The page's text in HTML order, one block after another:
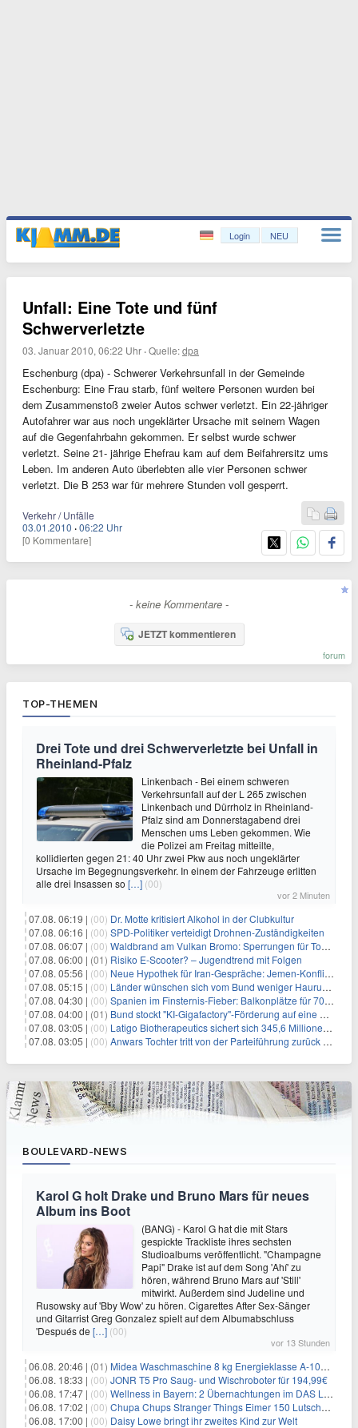
Login NEU
Unfall: Eine Tote und fünf
Schwerverletzte
03. Januar 2010, 06:22 Uhr ·Quelle:dpa
Eschenburg (dpa) - Schwerer Verkehrsunfall in der Gemeinde
Eschenburg: Eine Frau starb, fünf weitere Personen wurden bei
dem Zusammenstoß zweier Autos schwer verletzt. Ein 22-jähriger
Autofahrer war aus noch ungeklärter Ursache mit seinem Wagen
auf die Gegenfahrbahn gekommen. Er selbst wurde schwer
verletzt. Seine 21- jährige Ehefrau kam auf dem Beifahrersitz ums
Leben. Im anderen Auto überlebten alle vier Personen schwer
verletzt. Die B 253 war für mehrere Stunden voll gesperrt.
Verkehr / Unfälle
03.01.2010 ·06:22 Uhr
[0 Kommentare]
- keine Kommentare -
JETZT kommentieren
forum
TOP-THEMEN
Drei Tote und drei Schwerverletzte bei Unfall in
Rheinland-Pfalz
Linkenbach - Bei einem schweren
Verkehrsunfall auf der L 265 zwischen
Linkenbach und Dürrholz in Rheinland-
Pfalz sind am Donnerstagabend drei
Menschen ums Leben gekommen. Wie
die Polizei am Freitag mitteilte,
kollidierten gegen 21: 40 Uhr zwei Pkw aus noch ungeklärter
Ursache im Begegnungsverkehr. In einem der Fahrzeuge erlitten
alle drei Insassen so […] (00)
vor 2 Minuten
07.08. 06:19 | (00) Dr. Motte kritisiert Alkohol in der Clubkultur
07.08. 06:16 | (00) SPD-Politiker verteidigt Drohnen-Zuständigkeiten
07.08. 06:07 | (00) Waldbrand am Vulkan Bromo: Sperrungen für Touristen
07.08. 06:00 | (01) Risiko E-Scooter? – Jugendtrend mit Folgen
07.08. 05:56 | (00) Neue Hypothek für Iran-Gespräche: Jemen-Konflikt eskaliert
07.08. 05:15 | (00) Länder wünschen sich vom Bund weniger Hauruck-Gesetzgebung
07.08. 04:30 | (00) Spanien im Finsternis-Fieber: Balkonplätze für 700 Euro
07.08. 04:00 | (01) Bund stockt "KI-Gigafactory"-Förderung auf eine Milliarde Euro auf
07.08. 03:05 | (00) Latigo Biotherapeutics sichert sich 345,6 Millionen Dollar in einer erhöhten IPO und ebnet den Weg für nicht-opioide Schmerztherapie
07.08. 03:05 | (00) Anwars Tochter tritt von der Parteiführung zurück und hebt politische Turbulenzen hervor
BOULEVARD-NEWS
Karol G holt Drake und Bruno Mars für neues
Album ins Boot
(BANG) - Karol G hat die mit Stars
gespickte Trackliste ihres sechsten
Studioalbums veröffentlicht. "Champagne
Papi" Drake ist auf dem Song 'Ahí' zu
hören, während Bruno Mars auf 'Still'
mitwirkt. Außerdem sind Judeline und
Rusowsky auf 'Bby Wow' zu hören. Cigarettes After Sex-Sänger
und Gitarrist Greg Gonzalez spielt auf dem Albumabschluss
'Después de […] (00)
vor 13 Stunden
06.08. 20:46 | (01) Midea Waschmaschine 8 kg Energieklasse A-10% 1400 U/Min für 289,97€
06.08. 18:33 | (00) JONR T5 Pro Saug- und Wischroboter für 194,99€
06.08. 17:47 | (00) Wellness in Bayern: 2 Übernachtungen im DAS LUDWIG Sports Resort inkl. HP + Wellness ab 174€ p.P.
06.08. 17:02 | (00) Chupa Chups Stranger Things Eimer 150 Lutscher für 21,95€
06.08. 17:00 | (00) Daisy Lowe bringt ihr zweites Kind zur Welt